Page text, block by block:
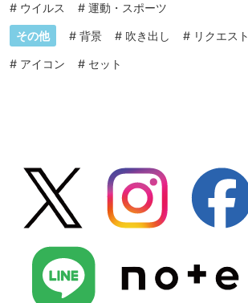
# ウイルス # 運動・スポーツ
その他 # 背景 # 吹き出し # リクエスト
# アイコン # セット